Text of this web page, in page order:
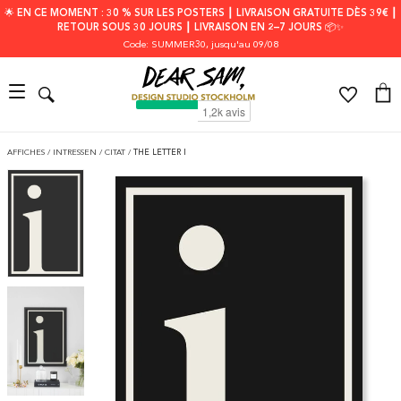
🌟 EN CE MOMENT : 30 % SUR LES POSTERS ┃ LIVRAISON GRATUITE DÈS 39€ ┃
RETOUR SOUS 30 JOURS ┃ LIVRAISON EN 2–7 JOURS 📦✨
Code: SUMMER30, jusqu'au 09/08
AFFICHES / INTRESSEN / CITAT / THE LETTER I